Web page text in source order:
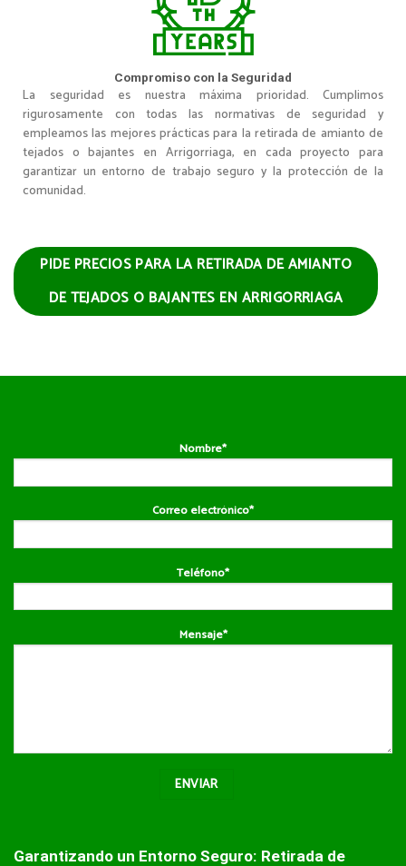
Compromiso con la Seguridad
La seguridad es nuestra máxima prioridad. Cumplimos
rigurosamente con todas las normativas de seguridad y
empleamos las mejores prácticas para la retirada de amianto de
tejados o bajantes en Arrigorriaga, en cada proyecto para
garantizar un entorno de trabajo seguro y la protección de la
comunidad.
PIDE PRECIOS PARA LA RETIRADA DE AMIANTO
DE TEJADOS O BAJANTES EN ARRIGORRIAGA
Nombre*
Correo electrónico*
Teléfono*
Mensaje*
Garantizando un Entorno Seguro: Retirada de